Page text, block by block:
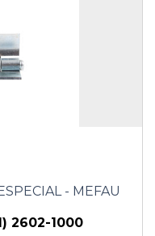
- MEFAU
2602-1000